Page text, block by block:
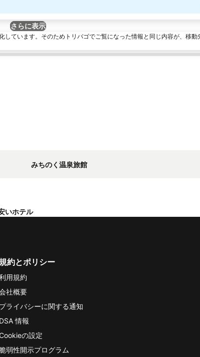
さらに表示
ています。そのためトリバゴでご覧になった情報と同じ内容が、移動
みちのく温泉旅館
いホテル
約とポリシー
用規約
社概要
プライバシーに関する通知
DSA 情報
の設定
脆弱性開示プログラム